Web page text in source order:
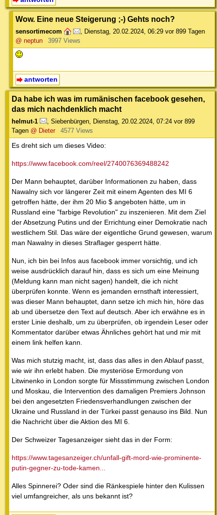
Wow. Eine neue Steigerung ;-) Gehts noch?
sensortimecom , Dienstag, 20.02.2024, 06:29 vor 899 Tagen
@ neptun
3997 Views
antworten
Da habe ich was im rumänischen facebook gesehen,
das mich nachdenklich macht
helmut-1 Siebenbürgen Dienstag, 20.02.2024, 07:24 vor 899
Tagen @ Dieter 4577 Views
Es dreht sich um dieses Video:
https://www.facebook.com/reel/2740076369488242
Der Mann behauptet, darüber Informationen zu haben, dass
Nawalny sich vor längerer Zeit mit einem Agenten des MI 6
getroffen hätte, der ihm 20 Mio $ angeboten hätte, um in
Russland eine "farbige Revolution" zu inszenieren. Mit dem Ziel
der Absetzung Putins und der Errichtung einer Demokratie nach
westlichem Stil. Das wäre der eigentliche Grund gewesen, warum
man Nawalny in dieses Straflager gesperrt hätte.
Nun, ich bin bei Infos aus facebook immer vorsichtig, und ich
weise ausdrücklich darauf hin, dass es sich um eine Meinung
(Meldung kann man nicht sagen) handelt, die ich nicht
überprüfen konnte. Wenn es jemanden ernsthaft interessiert,
was dieser Mann behauptet, dann setze ich mich hin, höre das
ab und übersetze den Text auf deutsch. Aber ich erwähne es in
erster Linie deshalb, um zu überprüfen, ob irgendein Leser oder
Kommentator darüber etwas Ähnliches gehört hat und mir mit
einem link helfen kann.
Was mich stutzig macht, ist, dass das alles in den Ablauf passt,
wie wir ihn erlebt haben. Die mysteriöse Ermordung von
Litwinenko in London sorgte für Missstimmung zwischen London
und Moskau, die Intervention des damaligen Premiers Johnson
bei den angesetzten Friedensverhandlungen zwischen der
Ukraine und Russland in der Türkei passt genauso ins Bild. Nun
die Nachricht über die Aktion des MI 6.
Der Schweizer Tagesanzeiger sieht das in der Form:
https://www.tagesanzeiger.ch/unfall-gift-mord-wie-prominente-
putin-gegner-zu-tode-kamen...
Alles Spinnerei? Oder sind die Ränkespiele hinter den Kulissen
viel umfangreicher, als uns bekannt ist?